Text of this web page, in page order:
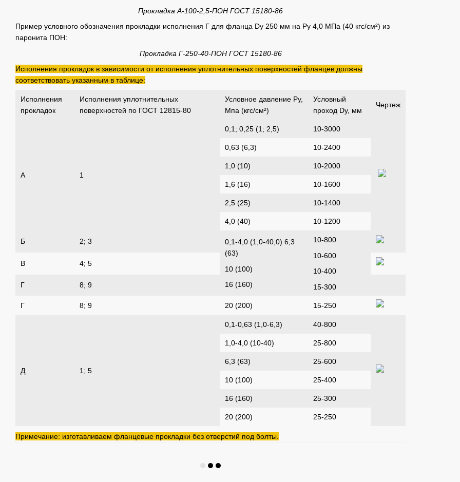
Прокладка А-100-2,5-ПОН ГОСТ 15180-86
Пример условного обозначения прокладки исполнения Г для фланца Dу 250 мм на Ру 4,0 МПа (40 кгс/см²) из
паронита ПОН:
Прокладка Г-250-40-ПОН ГОСТ 15180-86
Исполнения прокладок в зависимости от исполнения уплотнительных поверхностей фланцев должны
соответствовать указанным в таблице:
Исполнения
прокладок
Исполнения уплотнительных
поверхностей по ГОСТ 12815-80
Условное давление Ру,
Мпа (кгс/см²)
Условный
проход Dу, мм
Чертеж
А 1
0,1; 0,25 (1; 2,5) 10-3000
0,63 (6,3) 10-2400
1,0 (10) 10-2000
1,6 (16) 10-1600
2,5 (25) 10-1400
4,0 (40) 10-1200
Б 2; 3
0,1-4,0 (1,0-40,0) 6,3
(63)
10 (100)
16 (160)
10-800
10-600
10-400
15-300
В 4; 5
Г 8; 9
Г 8; 9 20 (200) 15-250
Д 1; 5
0,1-0,63 (1,0-6,3) 40-800
1,0-4,0 (10-40) 25-800
6,3 (63) 25-600
10 (100) 25-400
16 (160) 25-300
20 (200) 25-250
Примечание: изготавливаем фланцевые прокладки без отверстий под болты.